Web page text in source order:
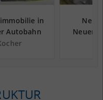
in
Autobahn